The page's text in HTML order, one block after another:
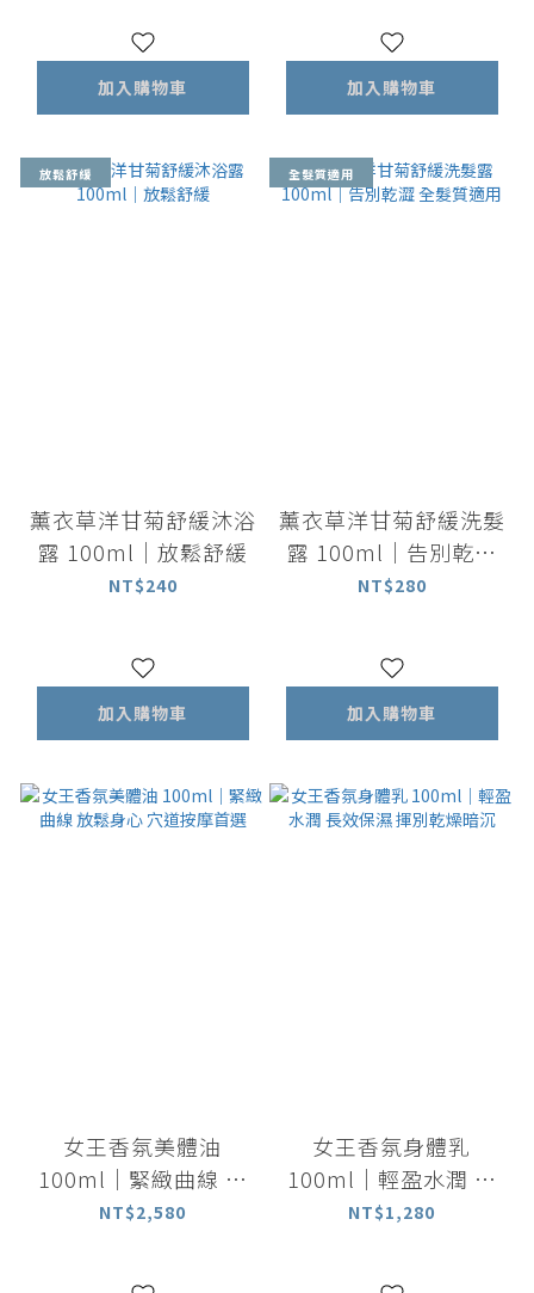
加入購物車 加入購物車
放鬆舒緩
薰衣草洋甘菊舒緩沐浴
露 100ml｜放鬆舒緩
NT$240
加入購物車
全髮質適用
薰衣草洋甘菊舒緩洗髮
露 100ml｜告別乾澀
全髮質適用
NT$280
加入購物車
女王香氛美體油
100ml｜緊緻曲線 放
鬆身心 穴道按摩首選
NT$2,580
女王香氛身體乳
100ml｜輕盈水潤 長
效保濕 揮別乾燥暗沉
NT$1,280